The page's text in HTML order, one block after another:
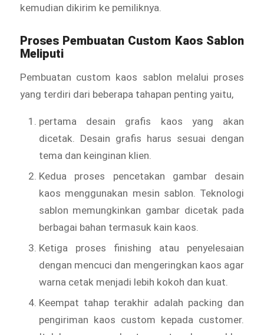
kemudian dikirim ke pemiliknya.
Proses Pembuatan Custom Kaos Sablon
Meliputi
Pembuatan custom kaos sablon melalui proses
yang terdiri dari beberapa tahapan penting yaitu,
pertama desain grafis kaos yang akan
dicetak. Desain grafis harus sesuai dengan
tema dan keinginan klien.
Kedua proses pencetakan gambar desain
kaos menggunakan mesin sablon. Teknologi
sablon memungkinkan gambar dicetak pada
berbagai bahan termasuk kain kaos.
Ketiga proses finishing atau penyelesaian
dengan mencuci dan mengeringkan kaos agar
warna cetak menjadi lebih kokoh dan kuat.
Keempat tahap terakhir adalah packing dan
pengiriman kaos custom kepada customer.